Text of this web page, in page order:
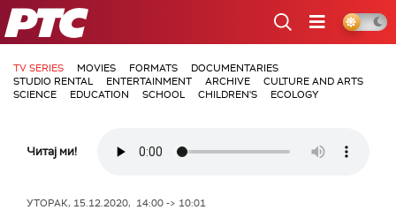
РТС
TV SERIES MOVIES FORMATS
DOCUMENTARIES
STUDIO RENTAL
ENTERTAINMENT ARCHIVE
CULTURE AND ARTS
SCIENCE
EDUCATION SCHOOL CHILDREN'S ECOLOGY
Читај ми!
УТОРАК, 15.12.2020, 14:00 -> 10:01